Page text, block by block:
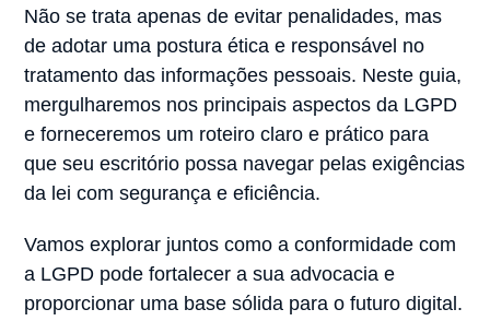
Não se trata apenas de evitar penalidades, mas
de adotar uma postura ética e responsável no
tratamento das informações pessoais. Neste guia,
mergulharemos nos principais aspectos da LGPD
e forneceremos um roteiro claro e prático para
que seu escritório possa navegar pelas exigências
da lei com segurança e eficiência.
Vamos explorar juntos como a conformidade com
a LGPD pode fortalecer a sua advocacia e
proporcionar uma base sólida para o futuro digital.